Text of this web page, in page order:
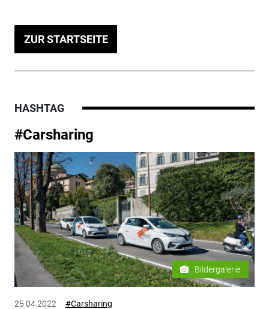
ZUR STARTSEITE
HASHTAG
#Carsharing
Bildergalerie
25.04.2022 #Carsharing